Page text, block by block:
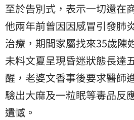
至於告別式，表示一切還在
他兩年前曾因因感冒引發肺
治療，期間家屬找來35歲陳
未料文夏呈現昏迷狀態長達
醒，老婆文香事後要求醫師
驗出大麻及一粒眠等毒品反
遺憾。